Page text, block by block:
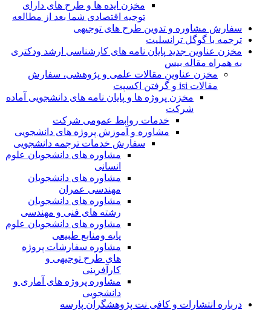
مخزن ایده ها و طرح های دارای
توجیه اقتصادی شما بعد از مطالعه
سفارش مشاوره و تدوین طرح های توجیهی
ترجمه با گوگل ترانسلیت
مخزن عناوین جدید پایان نامه های کارشناسی ارشد ودکتری
به همراه مقاله بیس
مخزن عناوین مقالات علمی و پژوهشی، سفارش
مقالات isi و گرفتن اکسپت
مخزن پروژه ها و پایان نامه های دانشجویی آماده
شرکت
خدمات روابط عمومی شرکت
مشاوره و آموزش پروژه های دانشجویی
سفارش خدمات ترجمه دانشجویی
مشاوره های دانشجویان علوم
انسانی
مشاوره های دانشجویان
مهندسی عمران
مشاوره های دانشجویان
رشته های فنی و مهندسی
مشاوره های دانشجویان علوم
پایه ومنابع طبیعی
مشاوره سفارشات پروژه
های طرح توجیهی و
کارآفرینی
مشاوره پروژه های آماری و
دانشجویی
درباره انتشارات و کافی نت پژوهشگران پارسه